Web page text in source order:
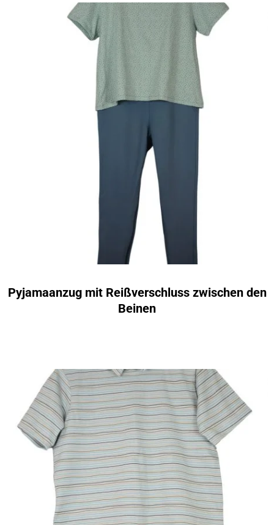
Pyjamaanzug mit Reißverschluss zwischen den
Beinen